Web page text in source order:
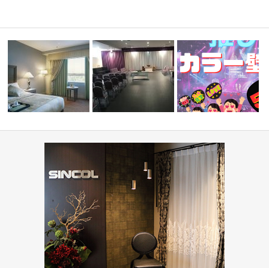
ホテル(コーディネート集)
葬祭ホール いなんせ会館
『推しカラー壁紙 5選👋